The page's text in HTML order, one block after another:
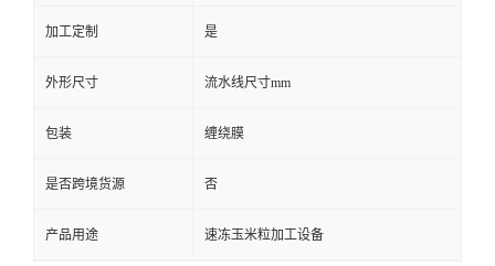
加工定制 是
外形尺寸 流水线尺寸mm
包装 缠绕膜
是否跨境货源 否
产品用途 速冻玉米粒加工设备